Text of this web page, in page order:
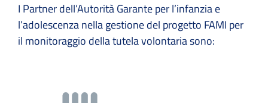
I Partner dell’Autorità Garante per l’infanzia e
l’adolescenza nella gestione del progetto FAMI per
il monitoraggio della tutela volontaria sono: